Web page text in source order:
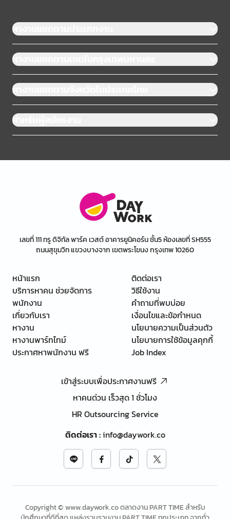
หางานแยกตามประเภทงาน
หางานแยกตามเขตในกรุงเทพมหานคร
หางานแยกตามจังหวัดในประเทศไทย
สำหรับผู้สมัครงาน
เลขที่ 111 ทรู ดิจิทัล พาร์ค เวสต์ อาคารยูนิคอร์น ชั้น5 ห้องเลขที่ SH555
ถนนสุขุมวิท แขวงบางจาก เขตพระโขนง กรุงเทพ 10260
หน้าแรก
บริการหาคน ช่วยจัดการ
พนักงาน
เกี่ยวกับเรา
หางาน
หางานพาร์ทไทม์
ประกาศหาพนักงาน ฟรี
ติดต่อเรา
วิธีใช้งาน
คำถามที่พบบ่อย
เงื่อนไขและข้อกำหนด
นโยบายความเป็นส่วนตัว
นโยบายการใช้ข้อมูลคุกกี้
Job Index
เข้าสู่ระบบเพื่อประกาศงานฟรี
หาคนด่วน เร็วสุด 1 ชั่วโมง
HR Outsourcing Service
ติดต่อเรา:info@daywork.co
Copyright © www.daywork.co ตลาดงาน PART TIME สำหรับ